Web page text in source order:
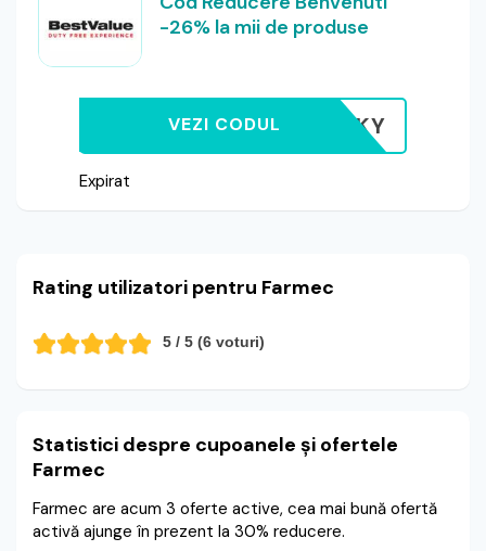
-26% la mii de produse
LUCKY
VEZI CODUL
Expirat
Rating utilizatori pentru Farmec
5 / 5 (6 voturi)
Statistici despre cupoanele și ofertele
Farmec
Farmec are acum 3 oferte active, cea mai bună ofertă
activă ajunge în prezent la 30% reducere.